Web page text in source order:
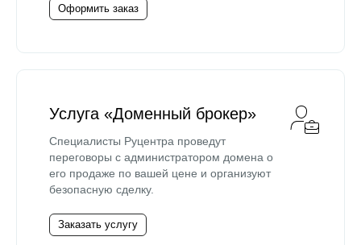
Оформить заказ
Услуга «Доменный брокер»
Специалисты Руцентра проведут
переговоры с администратором домена о
его продаже по вашей цене и организуют
безопасную сделку.
Заказать услугу